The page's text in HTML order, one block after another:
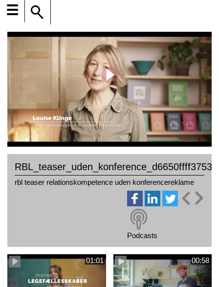
☰
rbl teaser relationskompetence uden konferencereklame
Podcasts
01:01 00:58